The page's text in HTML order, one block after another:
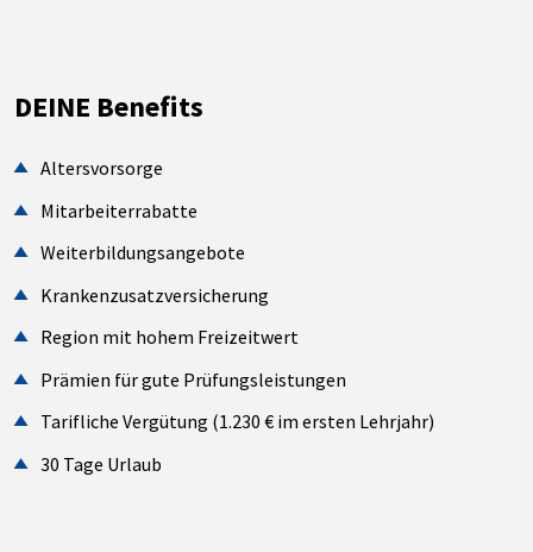
DEINE Benefits
Altersvorsorge
Mitarbeiterrabatte
Weiterbildungsangebote
Krankenzusatzversicherung
Region mit hohem Freizeitwert
Prämien für gute Prüfungsleistungen
Tarifliche Vergütung (1.230 € im ersten Lehrjahr)
30 Tage Urlaub